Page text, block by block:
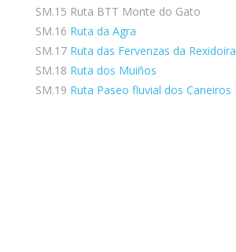
SM.15 Ruta BTT Monte do Gato
SM.16 Ruta da Agra
SM.17 Ruta das Fervenzas da Rexidoira
SM.18 Ruta dos Muiños
SM.19 Ruta Paseo fluvial dos Caneiros